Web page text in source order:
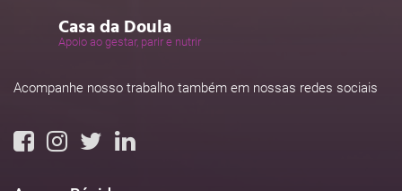
Casa da Doula
Apoio ao gestar, parir e nutrir
Acompanhe nosso trabalho também em nossas redes sociais